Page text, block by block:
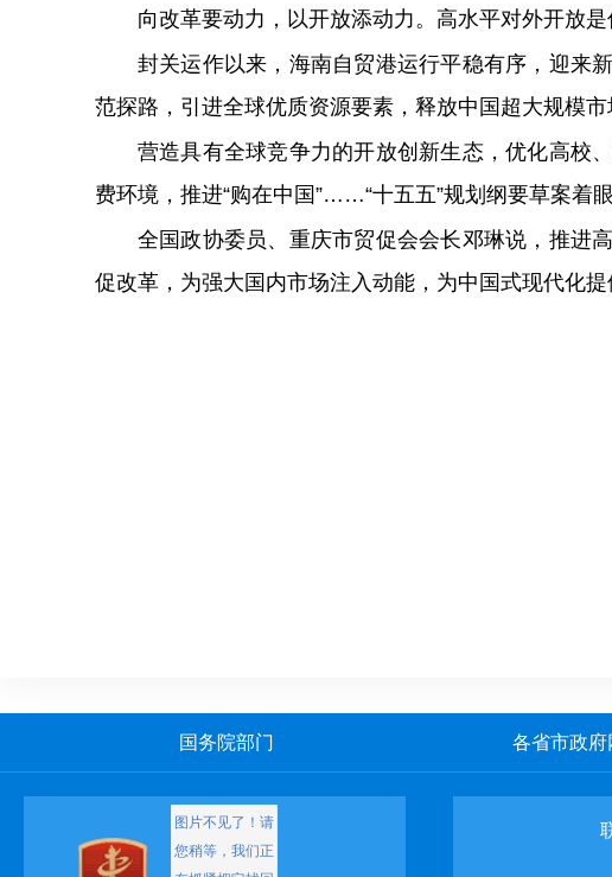
向改革要动力，以开放添动力。高水平对外开放
封关运作以来，海南自贸港运行平稳有序，迎来
范探路，引进全球优质资源要素，释放中国超大规模市
营造具有全球竞争力的开放创新生态，优化高校
费环境，推进“购在中国”……“十五五”规划纲要草案着
全国政协委员、重庆市贸促会会长邓琳说，推进
促改革，为强大国内市场注入动能，为中国式现代化
国务院部门 各省市政府